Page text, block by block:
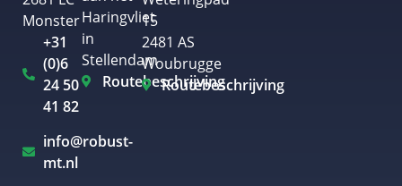
Monster
+31
(0)6
24 50
41 82
info@robust-
mt.nl
Haringvliet
in
Stellendam
Routebeschrijving
15
2481 AS
Woubrugge
Routebeschrijving